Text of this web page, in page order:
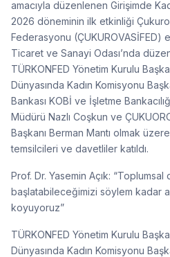
amacıyla düzenlenen Girişimde
2026 döneminin ilk etkinliği
Federasyonu (ÇUKUROVASİFED)
Ticaret ve Sanayi Odası’nda
TÜRKONFED Yönetim Kurulu
Dünyasında Kadın Komisyonu
Bankası KOBİ ve İşletme
Müdürü Nazlı Coşkun ve
Başkanı Berman Mantı olmak
temsilcileri ve davetliler katıldı.
Prof. Dr. Yasemin Açık: “Toplumsal
başlatabileceğimizi söylem kadar
koyuyoruz”
TÜRKONFED Yönetim Kurulu
Dünyasında Kadın Komisyonu